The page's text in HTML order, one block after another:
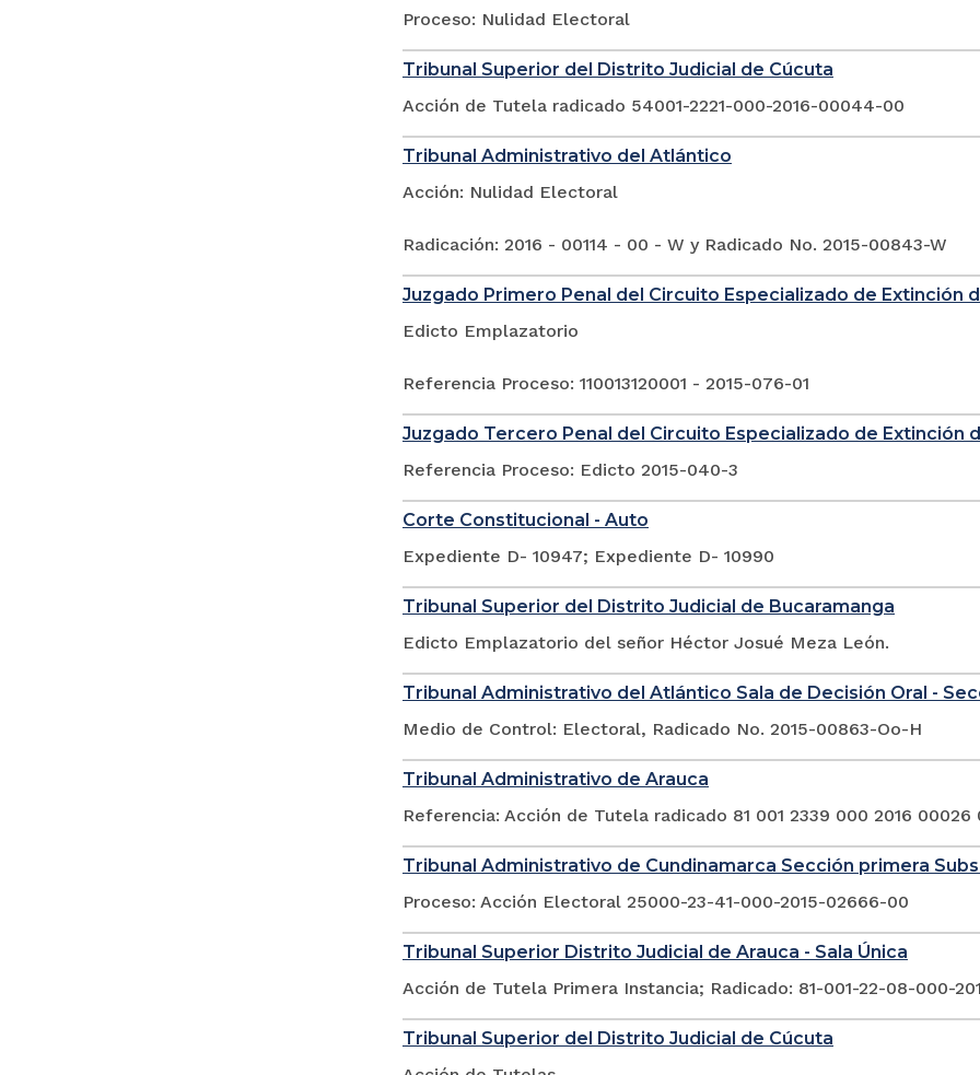
Proceso: Nulidad Electoral
Tribunal Superior del Distrito Judicial de Cúcuta
Acción de Tutela radicado 54001-2221-000-2016-00044-00
Tribunal Administrativo del Atlántico
Acción: Nulidad Electoral
Radicación: 2016 - 00114 - 00 - W y Radicado No. 2015-00843-W
Juzgado Primero Penal del Circuito Especializado de Extinción
Edicto Emplazatorio
Referencia Proceso: 110013120001 - 2015-076-01
Juzgado Tercero Penal del Circuito Especializado de Extinción
Referencia Proceso: Edicto 2015-040-3
Corte Constitucional - Auto
Expediente D- 10947; Expediente D- 10990
Tribunal Superior del Distrito Judicial de Bucaramanga
Edicto Emplazatorio del señor Héctor Josué Meza León.
Tribunal Administrativo del Atlántico Sala de Decisión Oral -
Medio de Control: Electoral, Radicado No. 2015-00863-Oo-H
Tribunal Administrativo de Arauca
Referencia: Acción de Tutela radicado 81 001 2339 000 2016 00026
Tribunal Administrativo de Cundinamarca Sección primera
Proceso: Acción Electoral 25000-23-41-000-2015-02666-00
Tribunal Superior Distrito Judicial de Arauca - Sala Única
Acción de Tutela Primera Instancia; Radicado: 81-001-22-08-000-
Tribunal Superior del Distrito Judicial de Cúcuta